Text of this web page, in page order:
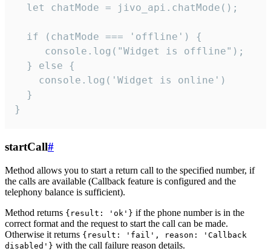
  let chatMode = jivo_api.chatMode();
  if (chatMode === 'offline') {
     console.log("Widget is offline");
  } else {
    console.log('Widget is online')
  }
}
startCall#
Method allows you to start a return call to the specified number, if
the calls are available (Callback feature is configured and the
telephony balance is sufficient).
Method returns {result: 'ok'} if the phone number is in the
correct format and the request to start the call can be made.
Otherwise it returns {result: 'fail', reason: 'Callback
disabled'} with the call failure reason details.